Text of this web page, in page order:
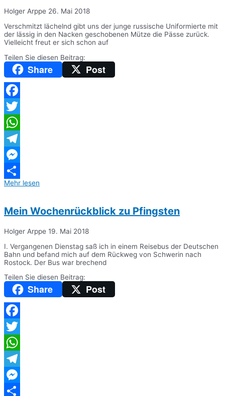
Holger Arppe 26. Mai 2018
Verschmitzt lächelnd gibt uns der junge russische Uniformierte mit
der lässig in den Nacken geschobenen Mütze die Pässe zurück.
Vielleicht freut er sich schon auf
Teilen Sie diesen Beitrag:
Share Post
Facebook
Twitter
WhatsApp
Telegram
Messenger
Teilen
Mehr lesen
Mein Wochenrückblick zu Pfingsten
Holger Arppe 19. Mai 2018
I. Vergangenen Dienstag saß ich in einem Reisebus der Deutschen
Bahn und befand mich auf dem Rückweg von Schwerin nach
Rostock. Der Bus war brechend
Teilen Sie diesen Beitrag:
Share Post
Facebook
Twitter
WhatsApp
Telegram
Messenger